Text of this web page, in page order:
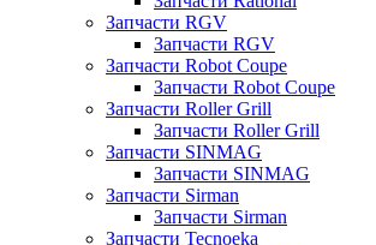
Запчасти RGV
Запчасти RGV
Запчасти Robot Coupe
Запчасти Robot Coupe
Запчасти Roller Grill
Запчасти Roller Grill
Запчасти SINMAG
Запчасти SINMAG
Запчасти Sirman
Запчасти Sirman
Запчасти Tecnoeka